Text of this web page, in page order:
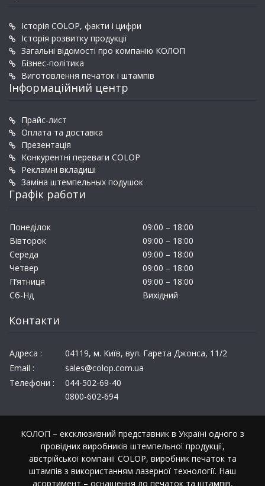
Історія COLOP, факти і цифри
Історія розвитку продукції
Загальні відомості про компанію КОЛОП
Бізнес-політика
Виготовлення печаток і штампів
Інформаційний центр
Прайс-лист
Оплата та доставка
Презентація
Конкурентні переваги COLOP
Рекламні вкладиші
Заміна штемпельных подушок
Графік работи
Понеділок
09:00 – 18:00
Вівторок
09:00 – 18:00
Середа
09:00 – 18:00
Четвер
09:00 – 18:00
П’ятниця
09:00 – 18:00
Сб-Нд
Вихідний
Контакти
Адреса :
04119, м. Київ, вул. Гарета Джонса, 11/2
Email :
sales@colop.com.ua
Телефони :
044-502-69-40
0800-602-694
КОЛОП – ексклюзивний представник в Україні одного з
провідних виробників штемпельної продукції,
австрійської компанії COLOP, виробник печаток та
штампів з використанням лазерної технології. Наш
асортимент – оснащення до печаток та штампів,